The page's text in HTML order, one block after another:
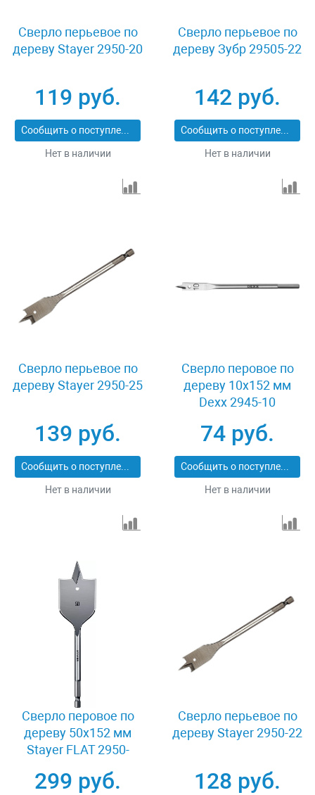
Сверло перьевое по
дереву Stayer 2950-20
119 руб.
Сообщить о поступлении
Нет в наличии
Сверло перьевое по
дереву Зубр 29505-22
142 руб.
Сообщить о поступлении
Нет в наличии
Сверло перьевое по
дереву Stayer 2950-25
139 руб.
Сообщить о поступлении
Нет в наличии
Сверло перовое по
дереву 10x152 мм
Dexx 2945-10
74 руб.
Сообщить о поступлении
Нет в наличии
Сверло перовое по
дереву 50x152 мм
Stayer FLAT 2950-
299 руб.
Сверло перьевое по
дереву Stayer 2950-22
128 руб.